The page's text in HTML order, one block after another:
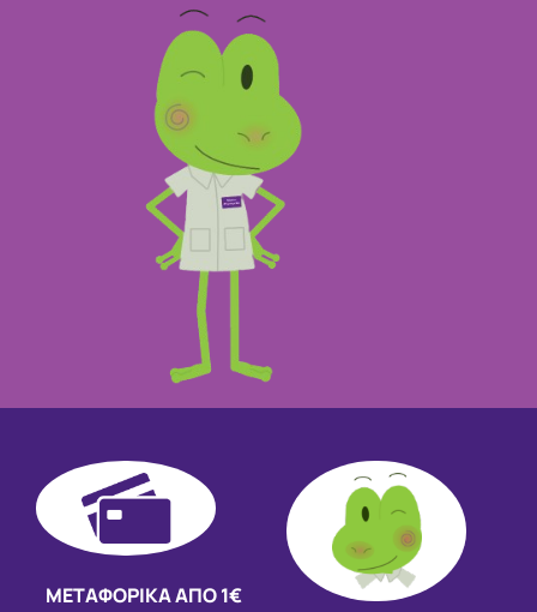
ΜΕΤΑΦΟΡΙΚΑ ΑΠΟ 1€